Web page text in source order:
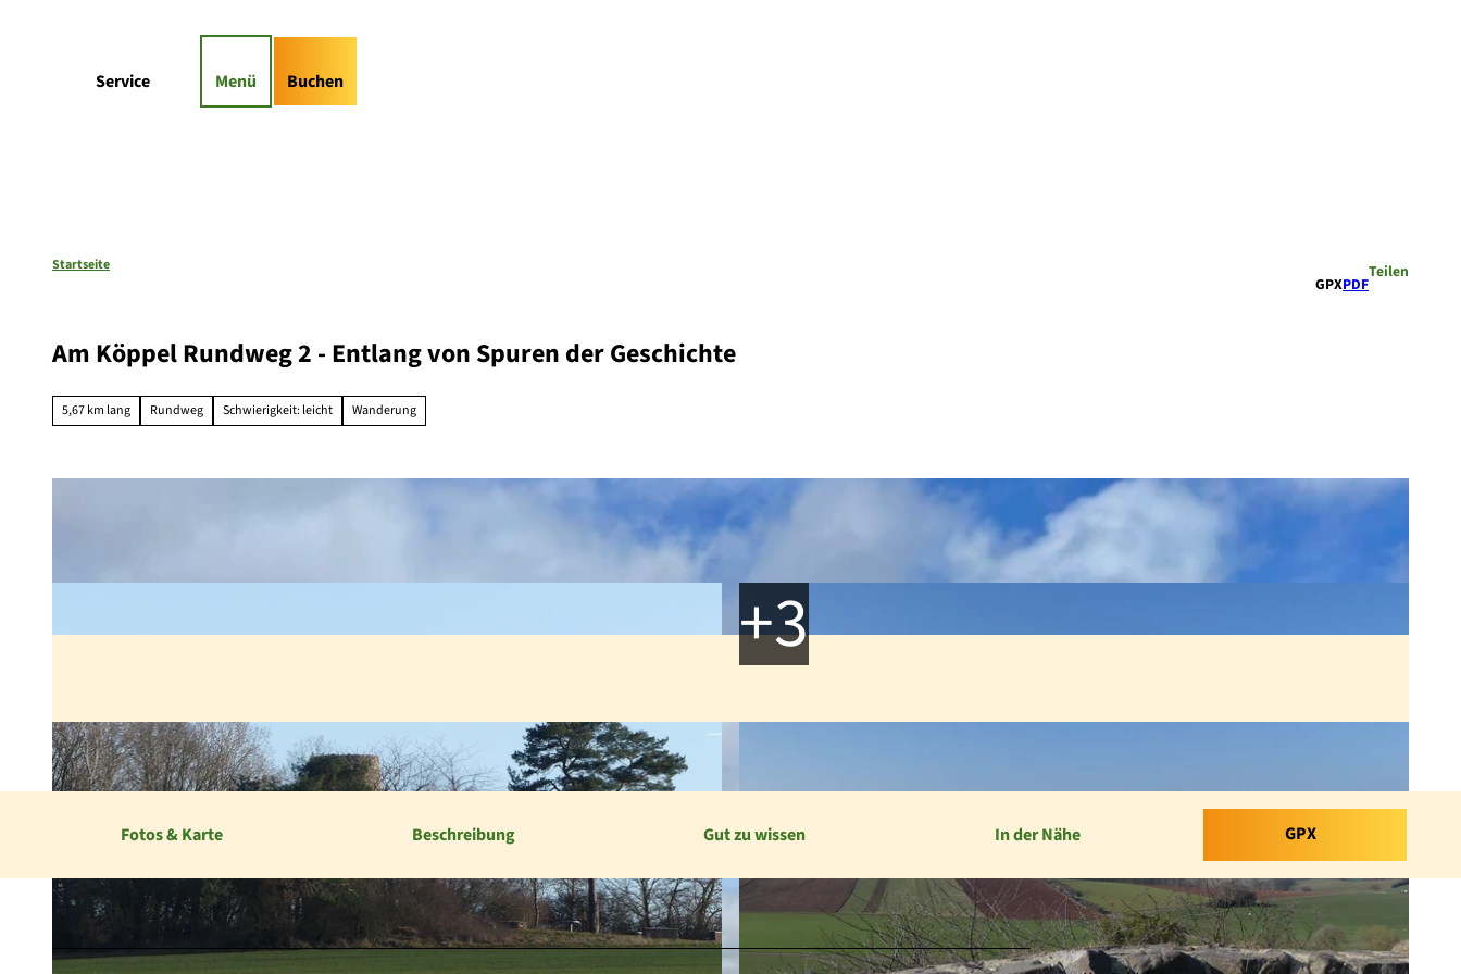
Service Menü Buchen
Startseite
GPXPDF
Teilen
Am Köppel Rundweg 2 - Entlang von Spuren der Geschichte
5,67 km lang Rundweg Schwierigkeit: leicht Wanderung
Fotos & Karte Beschreibung Gut zu wissen In der Nähe GPX